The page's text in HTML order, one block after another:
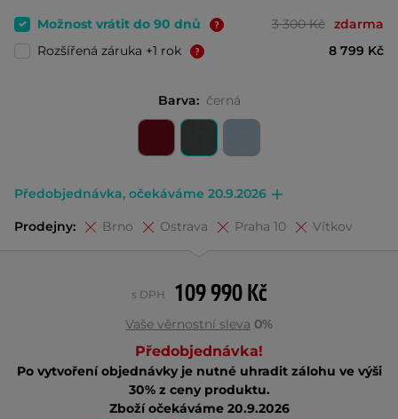
Možnost vrátit do 90 dnů 3 300 Kč zdarma
Rozšířená záruka +1 rok
8 799 Kč
Barva: černá
Předobjednávka, očekáváme 20.9.2026
Prodejny: Brno Ostrava Praha 10 Vítkov
109 990 Kč
s DPH
Vaše věrnostní sleva 0%
Předobjednávka!
Po vytvoření objednávky je nutné uhradit zálohu ve výši
30% z ceny produktu.
Zboží očekáváme 20.9.2026